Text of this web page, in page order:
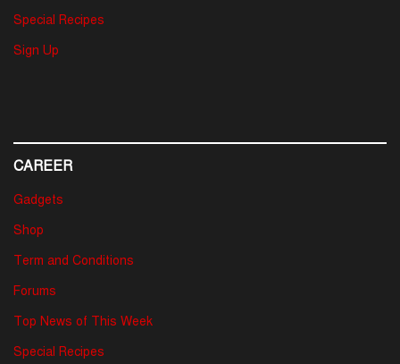
Special Recipes
Sign Up
CAREER
Gadgets
Shop
Term and Conditions
Forums
Top News of This Week
Special Recipes